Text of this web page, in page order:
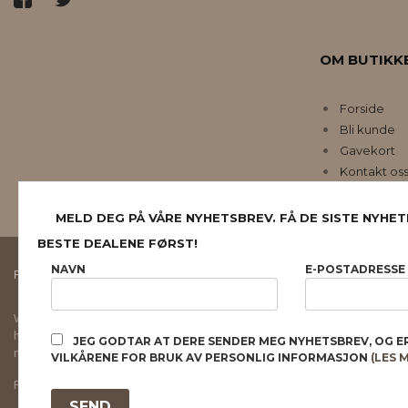
OM
Forside
Bli kunde
Gavekort
Kontakt oss
FRAKT KJØPSBETINGELSER SIKKERHET OG PERSONVERN
Vår nettbutikk bruker cookies slik at du får en bedre kjøpsopplevelse og vi kan
hovedsaklig til å lagre innloggingsdetaljer og huske hva du har puttet i
normalt om du godtar dette.Les merellerendre innstillinger for cookies.
Powered by
MELD DEG PÅ VÅRE NYHETSBREV. FÅ DE SISTE
BESTE DEALENE FØRST!
NAVN E-POSTADRESSE
JEG GODTAR AT DERE SENDER MEG NYHETSBREV, OG
VILKÅRENE FOR BRUK AV PERSONLIG INFORMASJON (LES